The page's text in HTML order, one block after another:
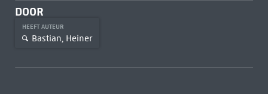
DOOR
HEEFT AUTEUR
Bastian, Heiner